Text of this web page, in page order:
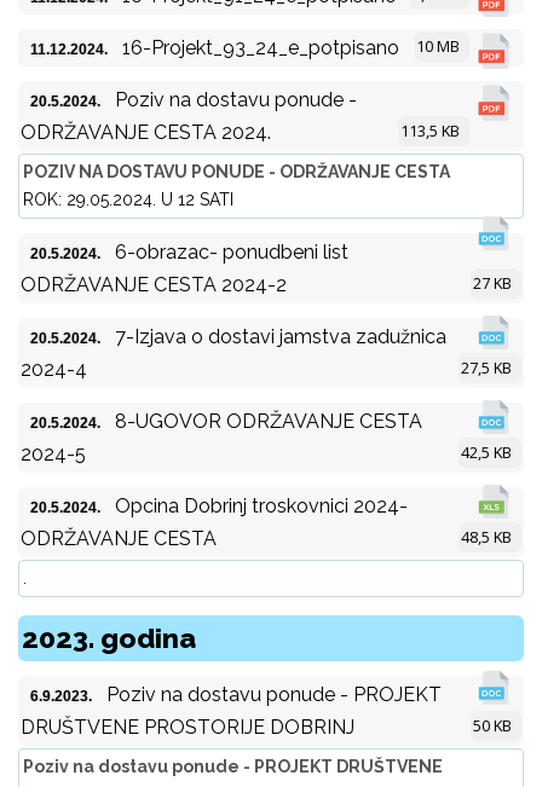
11.12.2024. 16-Projekt_93_24_e_potpisano 10 MB
20.5.2024.
Poziv na dostavu ponude -
ODRŽAVANJE CESTA 2024.
113,5 KB
POZIV NA DOSTAVU PONUDE - ODRŽAVANJE CESTA
ROK: 29.05.2024. U 12 SATI
20.5.2024.
6-obrazac- ponudbeni list
ODRŽAVANJE CESTA 2024-2
27 KB
20.5.2024.
7-Izjava o dostavi jamstva zadužnica
2024-4
27,5 KB
20.5.2024.
8-UGOVOR ODRŽAVANJE CESTA
2024-5
42,5 KB
20.5.2024.
Opcina Dobrinj troskovnici 2024-
ODRŽAVANJE CESTA
48,5 KB
2023. godina
6.9.2023.
Poziv na dostavu ponude - PROJEKT
DRUŠTVENE PROSTORIJE DOBRINJ
50 KB
Poziv na dostavu ponude - PROJEKT DRUŠTVENE